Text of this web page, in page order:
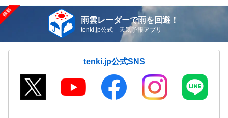
雨雲レーダーで雨を回避！
tenki.jp公式 天気予報アプリ
tenki.jp公式SNS